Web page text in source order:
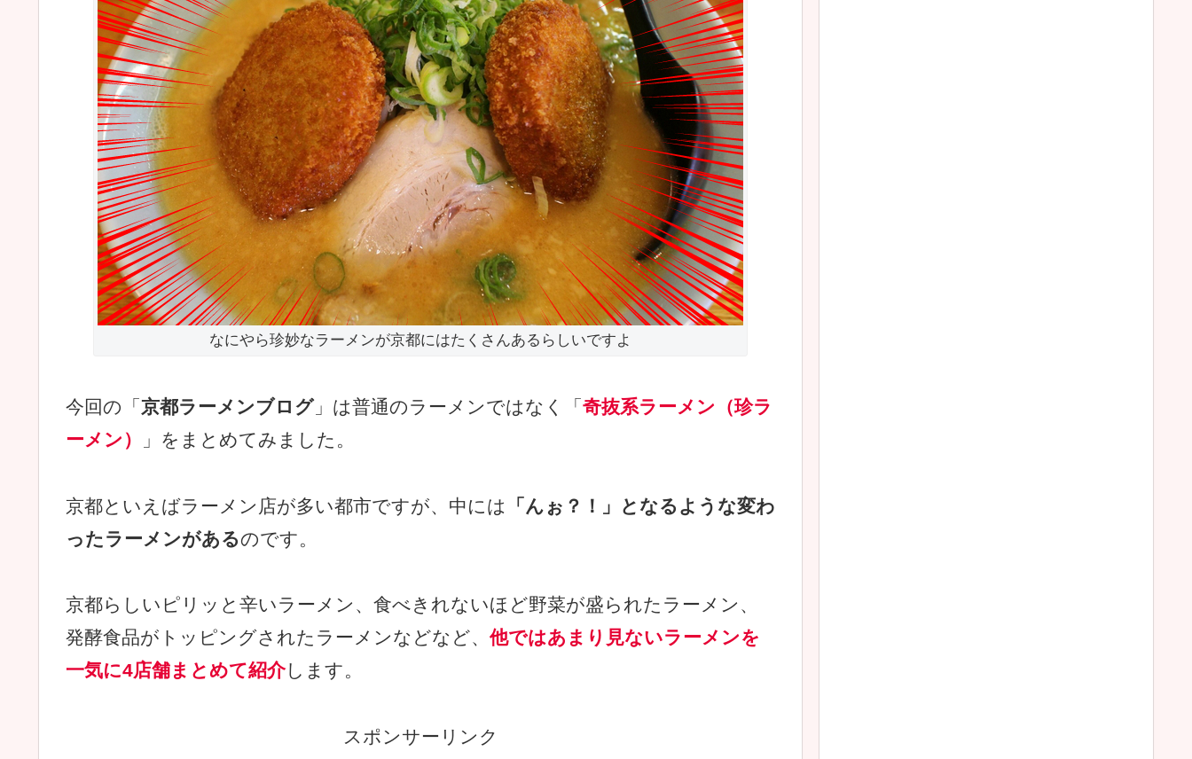
なにやら珍妙なラーメンが京都にはたくさんあるらしいですよ
今回の「 京都ラーメンブログ」は普通のラーメンではなく「 奇抜系ラーメン（珍ラ
ーメン）
」をまとめてみました。
京都といえばラーメン店が多い都市ですが、中には
「んぉ？！」となるような変わ
ったラーメンがあるのです。
京都らしいピリッと辛いラーメン、食べきれないほど野菜が盛られたラーメン、
発酵食品がトッピングされたラーメンなどなど、他ではあまり見ないラーメンを
一気に4店舗まとめて紹介します。
スポンサーリンク